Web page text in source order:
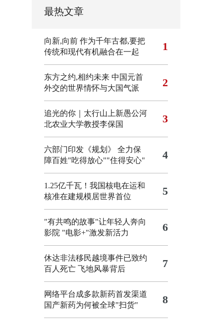
最热文章
向新,向前 作为千年古都,要把
传统和现代有机融合在一起
1
东方之约,相约未来 中国元首
外交的世界情怀与大国气派
2
追光的你｜太行山上新愚公河
北农业大学教授李保国
3
六部门印发《规划》 全力保
障百姓"吃得放心""住得安心"
4
1.25亿千瓦！我国核电在运和
核准在建规模居世界首位
5
"有共鸣的故事"让年轻人奔向
影院 "电影+"激发新活力 6
休达非法移民越境事件已致约
百人死亡 飞地风暴背后 7
网络平台成多款新药首发渠道
国产新药为何被全球"扫货"
8